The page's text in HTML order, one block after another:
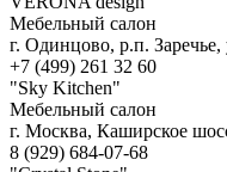
Мебельный салон
г. Одинцово, р.п. Заречье,
+7 (499) 261 32 60
"Sky Kitchen"
Мебельный салон
г. Москва, Каширское
8 (929) 684-07-68